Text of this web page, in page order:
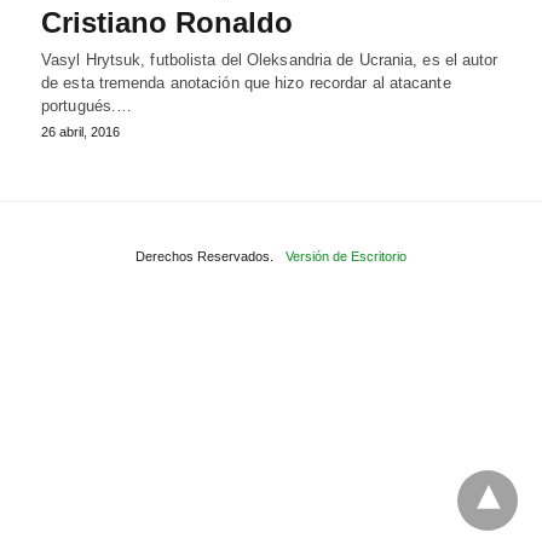
Cristiano Ronaldo
Vasyl Hrytsuk, futbolista del Oleksandria de Ucrania, es el autor
de esta tremenda anotación que hizo recordar al atacante
portugués.…
26 abril, 2016
Derechos Reservados. Versión de Escritorio